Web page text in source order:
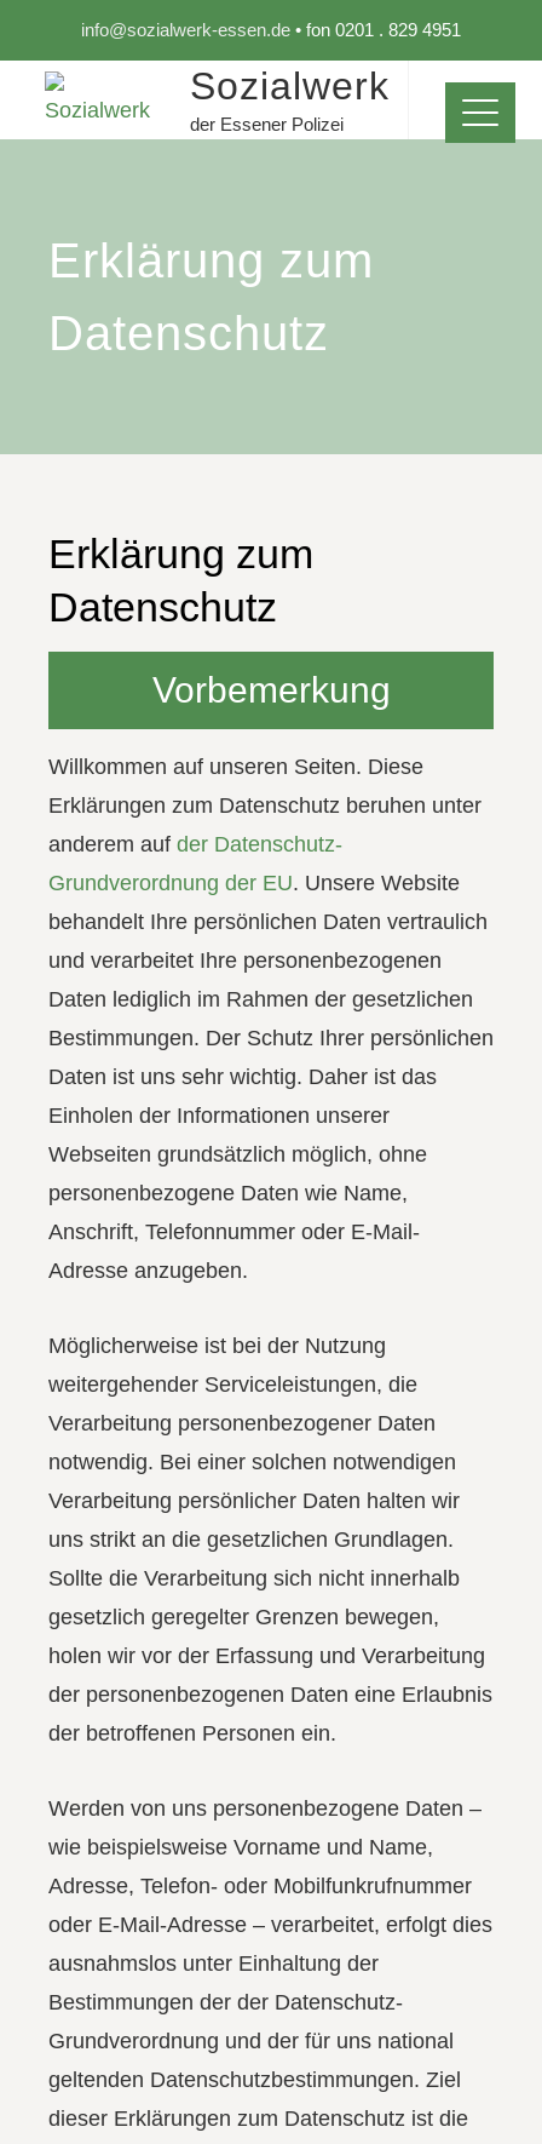
info@sozialwerk-essen.de • fon 0201 . 829 4951
Sozialwerk
der Essener Polizei
Erklärung zum
Datenschutz
Erklärung zum
Datenschutz
Vorbemerkung
Willkommen auf unseren Seiten. Diese
Erklärungen zum Datenschutz beruhen unter
anderem auf der Datenschutz-
Grundverordnung der EU. Unsere Website
behandelt Ihre persönlichen Daten vertraulich
und verarbeitet Ihre personenbezogenen
Daten lediglich im Rahmen der gesetzlichen
Bestimmungen. Der Schutz Ihrer persönlichen
Daten ist uns sehr wichtig. Daher ist das
Einholen der Informationen unserer
Webseiten grundsätzlich möglich, ohne
personenbezogene Daten wie Name,
Anschrift, Telefonnummer oder E-Mail-
Adresse anzugeben.
Möglicherweise ist bei der Nutzung
weitergehender Serviceleistungen, die
Verarbeitung personenbezogener Daten
notwendig. Bei einer solchen notwendigen
Verarbeitung persönlicher Daten halten wir
uns strikt an die gesetzlichen Grundlagen.
Sollte die Verarbeitung sich nicht innerhalb
gesetzlich geregelter Grenzen bewegen,
holen wir vor der Erfassung und Verarbeitung
der personenbezogenen Daten eine Erlaubnis
der betroffenen Personen ein.
Werden von uns personenbezogene Daten –
wie beispielsweise Vorname und Name,
Adresse, Telefon- oder Mobilfunkrufnummer
oder E-Mail-Adresse – verarbeitet, erfolgt dies
ausnahmslos unter Einhaltung der
Bestimmungen der der Datenschutz-
Grundverordnung und der für uns national
geltenden Datenschutzbestimmungen. Ziel
dieser Erklärungen zum Datenschutz ist die